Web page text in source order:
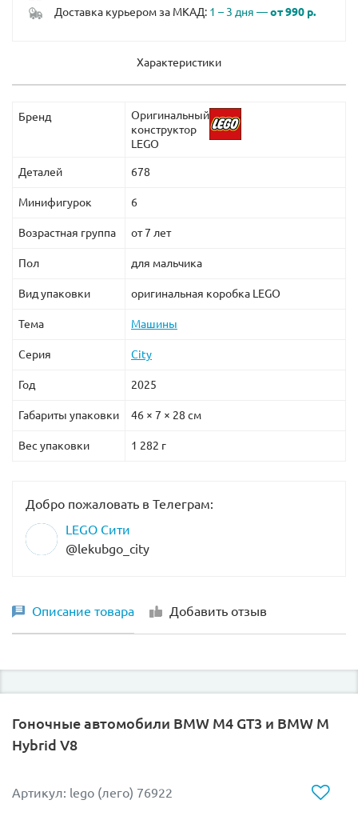
Доставка курьером за МКАД: 1 – 3 дня —от 990 р.
Характеристики
Бренд
Оригинальный
конструктор
LEGO
Деталей 678
Минифигурок 6
Возрастная группа от 7 лет
Пол для мальчика
Вид упаковки оригинальная коробка LEGO
Тема Машины
Серия City
Год 2025
Габариты упаковки 46 × 7 × 28 см
Вес упаковки 1 282 г
Добро пожаловать в Телеграм:
LEGO Сити
@lekubgo_city
Описание товара Добавить отзыв
Гоночные автомобили BMW M4 GT3 и BMW M
Hybrid V8
Артикул: lego (лего) 76922